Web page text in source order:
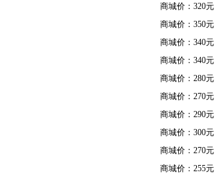
商城价：320元
商城价：350元
商城价：340元
商城价：340元
商城价：280元
商城价：270元
商城价：290元
商城价：300元
商城价：270元
商城价：255元